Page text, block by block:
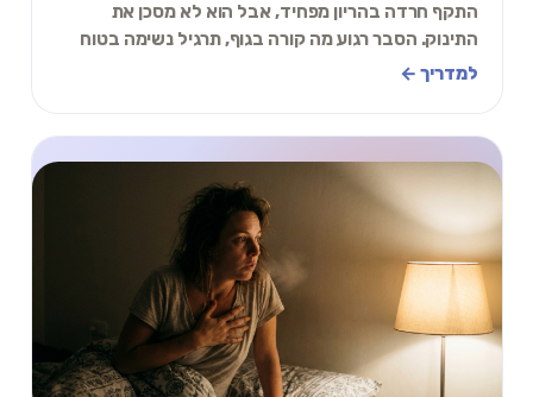
התקף חרדה בהריון מפחיד, אבל הוא לא מסכן את
התינוק. הסבר רגוע מה קורה בגוף, תרגיל נשימה בטוח
להריון, ומתי כדאי לפנות לעזרה. כנסי לקרוא ולהירג
למדריך ←